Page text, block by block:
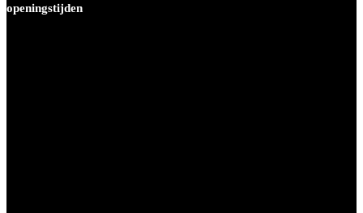
openingstijden